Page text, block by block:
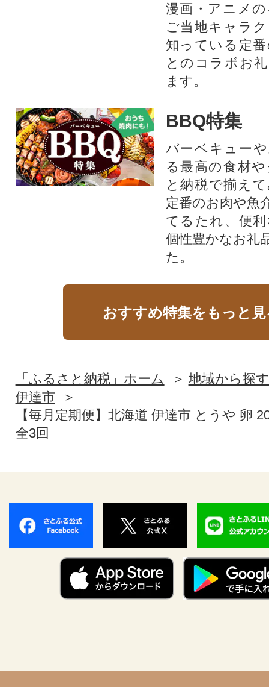
漫画・アニメ
ご当地キャラ
知っている定
とのコラボお
ます。​
BBQ特集
バーベキュー
る最高の食材
と納税で揃え
定番のお肉や魚
てるたれ、便
個性豊かなお礼
た。
おすすめ特集をもっと
「ふるさと納税」ホーム
地域から探す
伊達市
【毎月定期便】北海道 伊達市 とうや 卵
全3回